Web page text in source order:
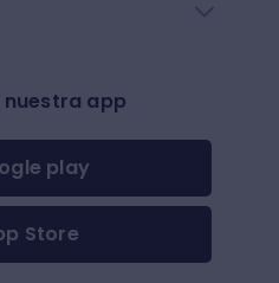
app
play
Store